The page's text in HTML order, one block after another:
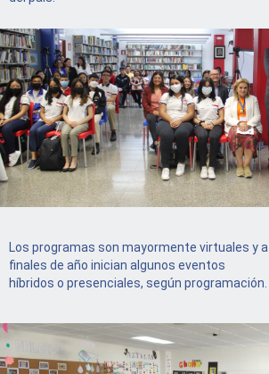
Los programas son mayormente virtuales y a
finales de año inician algunos eventos
híbridos o presenciales, según programación.